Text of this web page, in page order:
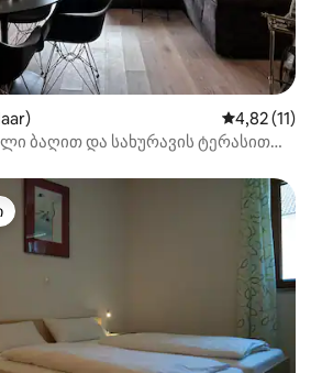
საშუალო
4,82 (11)
ბაღით და სახურავის ტერასით